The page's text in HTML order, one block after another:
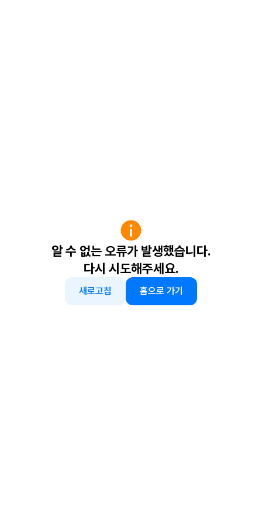
알 수 없는 오류가 발생했습니다.
다시 시도해주세요.
새로고침 홈으로 가기